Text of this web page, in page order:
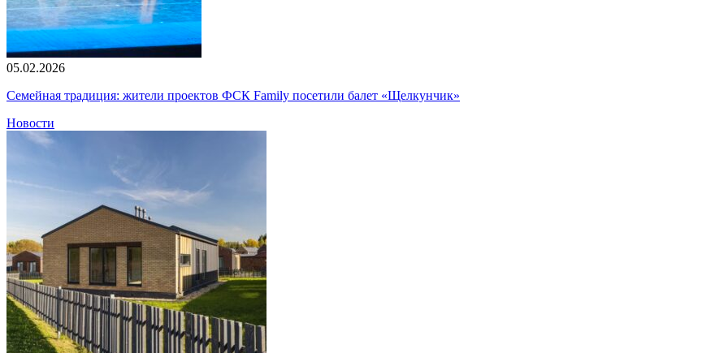
05.02.2026
Семейная традиция: жители проектов ФСК Family посетили балет «Щелкунчик»
Новости